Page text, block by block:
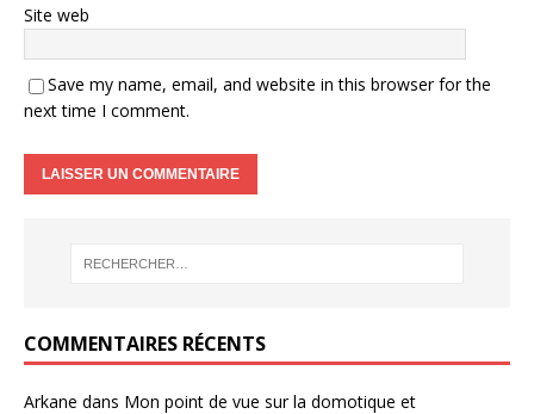
Site web
Save my name, email, and website in this browser for the
next time I comment.
COMMENTAIRES RÉCENTS
Arkane dans Mon point de vue sur la domotique et